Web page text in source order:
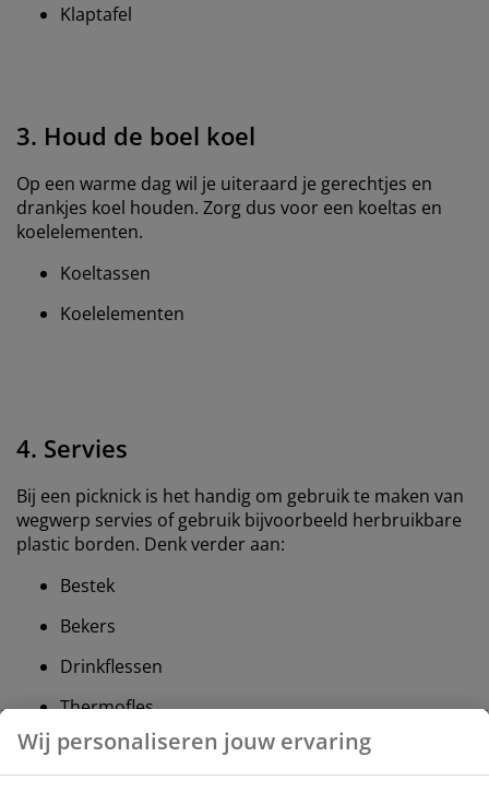
Klaptafel
3. Houd de boel koel
Op een warme dag wil je uiteraard je gerechtjes en
drankjes koel houden. Zorg dus voor een koeltas en
koelelementen.
Koeltassen
Koelelementen
4. Servies
Bij een picknick is het handig om gebruik te maken van
wegwerp servies of gebruik bijvoorbeeld herbruikbare
plastic borden. Denk verder aan:
Bestek
Bekers
Drinkflessen
Thermofles
Snijplank
Wij personaliseren jouw ervaring